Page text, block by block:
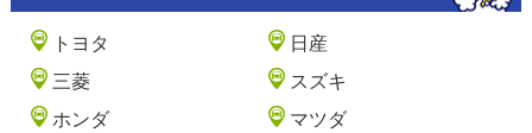
トヨタ
日産
三菱
スズキ
ホンダ
マツダ